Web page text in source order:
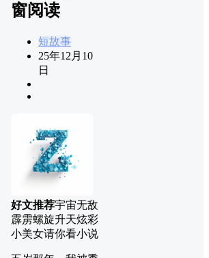
窗阅读
短故事
25年12月10
日
好文推荐宇宙无敌
霹雳螺旋升天炫彩
小美女请你看小说